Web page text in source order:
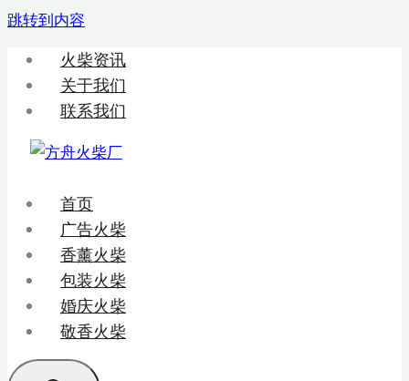
跳转到内容
火柴资讯
关于我们
联系我们
首页
广告火柴
香薰火柴
包装火柴
婚庆火柴
敬香火柴